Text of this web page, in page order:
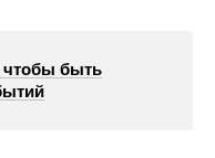
чтобы быть